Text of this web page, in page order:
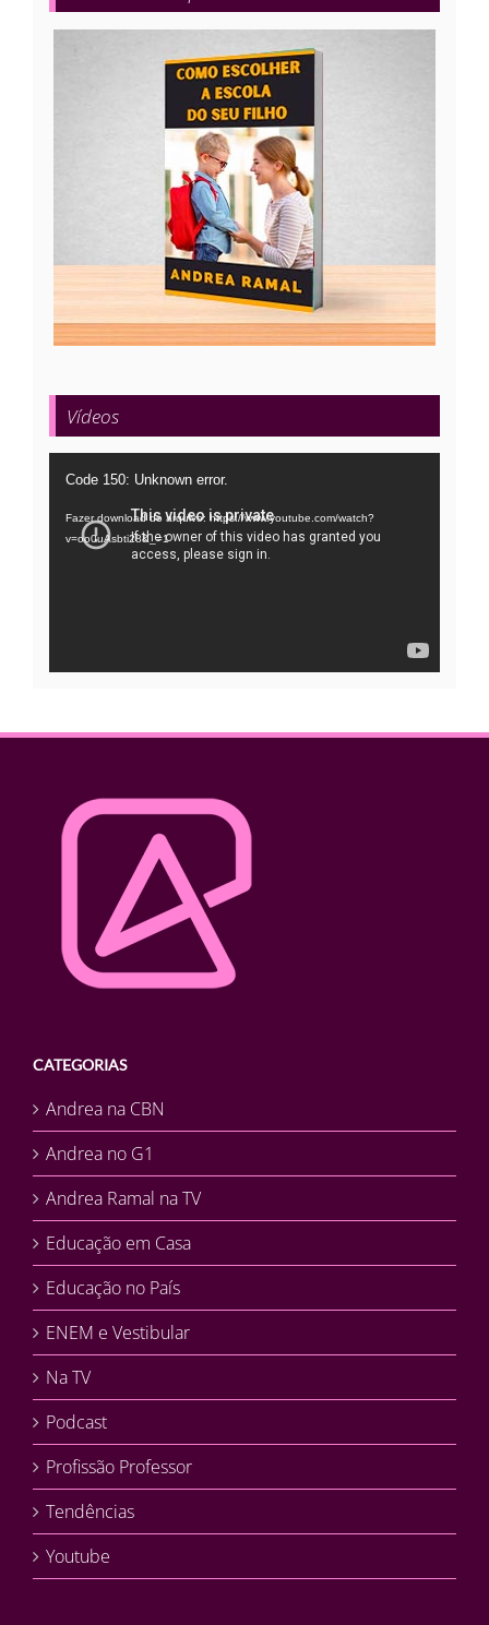
Vídeos
Tocador
vídeo
Code 150: Unknown error.
Fazer download do arquivo: https://www.youtube.com/watch?
v=oo0uAsbti28&_=1
CATEGORIAS
Andrea na CBN
Andrea no G1
Andrea Ramal na TV
Educação em Casa
Educação no País
ENEM e Vestibular
Na TV
Podcast
Profissão Professor
Tendências
Youtube